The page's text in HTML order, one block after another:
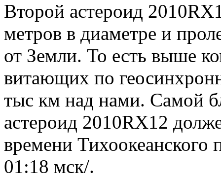
Второй астероид
метров в диаметре и
от Земли. То есть выше
витающих по
тыс км над нами. Самой
астероид 2010RX12
времени
01:18 мск/.